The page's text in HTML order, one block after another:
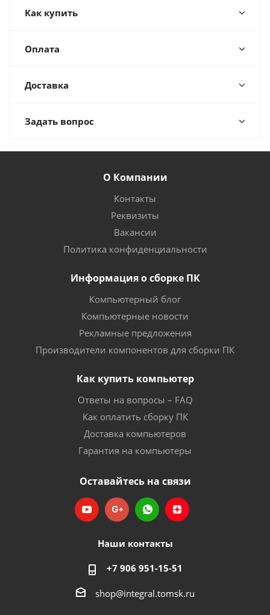
Как купить
Оплата
Доставка
Задать вопрос
О Компании
Контакты
Реквизиты
Вакансии
Политика конфиденциальности
Информация о сборке ПК
Компьютерный блог
Компьютерные новости
Рекламные предложения
Производители компонентов для сборки ПК
Как купить компьютер
Ответы на вопросы – FAQ
Как оплатить сборку ПК
Доставка компьютеров
Гарантия на компьютеры
Оставайтесь на связи
Наши контакты
+7 906 951-15-51
shop@integral.tomsk.ru